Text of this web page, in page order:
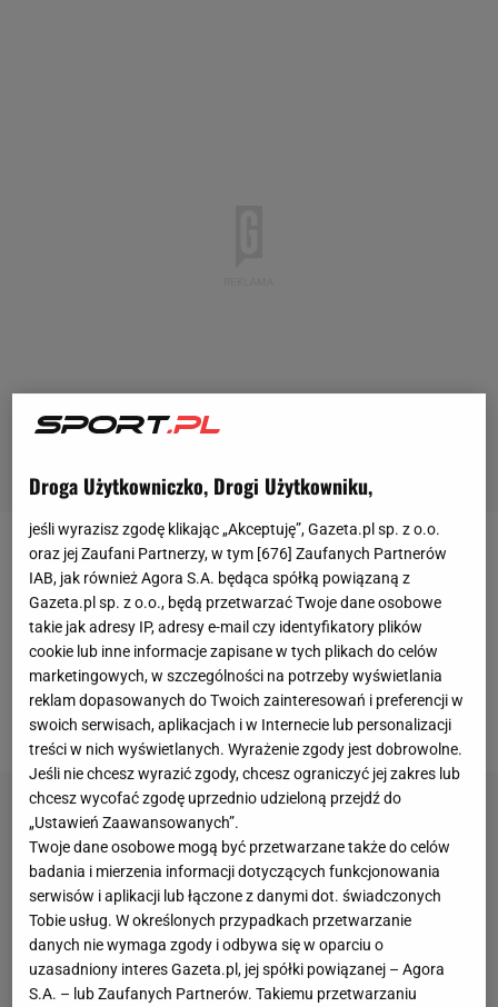
We wtorek rano Vadis Odjidja-Ofoe przyleciał do
Warszawy. Belg udał się na rozmowy z władzami
Legii. Ale po nich nie pojechał do Warki, gdzie trenuje
drużyna JackaMagiery, tylko wrócił do Belgii, gdzie
przebywa jego partnerka, która chwilę przed jego
przylotem do Warszawy urodziła mu dziecko.
Droga Użytkowniczko, Drogi Użytkowniku,
jeśli wyrazisz zgodę klikając „Akceptuję”, Gazeta.pl sp. z o.o.
oraz jej Zaufani Partnerzy, w tym [676] Zaufanych Partnerów
IAB, jak również Agora S.A. będąca spółką powiązaną z
Gazeta.pl sp. z o.o., będą przetwarzać Twoje dane osobowe
takie jak adresy IP, adresy e-mail czy identyfikatory plików
cookie lub inne informacje zapisane w tych plikach do celów
marketingowych, w szczególności na potrzeby wyświetlania
reklam dopasowanych do Twoich zainteresowań i preferencji w
swoich serwisach, aplikacjach i w Internecie lub personalizacji
treści w nich wyświetlanych. Wyrażenie zgody jest dobrowolne.
Jeśli nie chcesz wyrazić zgody, chcesz ograniczyć jej zakres lub
chcesz wycofać zgodę uprzednio udzieloną przejdź do
„Ustawień Zaawansowanych”.
Twoje dane osobowe mogą być przetwarzane także do celów
badania i mierzenia informacji dotyczących funkcjonowania
serwisów i aplikacji lub łączone z danymi dot. świadczonych
Tobie usług. W określonych przypadkach przetwarzanie
danych nie wymaga zgody i odbywa się w oparciu o
uzasadniony interes Gazeta.pl, jej spółki powiązanej – Agora
S.A. – lub Zaufanych Partnerów. Takiemu przetwarzaniu